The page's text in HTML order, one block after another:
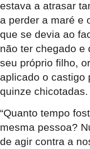
estava a atrasar
a perder a maré e
que se devia ao
não ter chegado e
seu próprio filho,
aplicado o castigo
quinze chicotadas.
“Quanto tempo
mesma pessoa?
de agir contra a